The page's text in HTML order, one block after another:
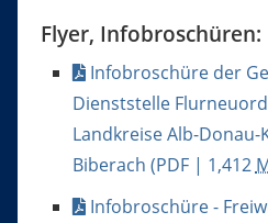
Flyer, Infobroschüren:
Infobroschüre der
Dienststelle
Landkreise Alb-Donau-
Biberach (PDF | 1,412
Infobroschüre -